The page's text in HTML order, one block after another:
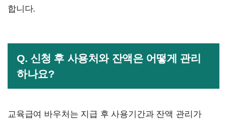
합니다.
Q. 신청 후 사용처와 잔액은 어떻게 관리
하나요?
교육급여 바우처는 지급 후 사용기간과 잔액 관리가